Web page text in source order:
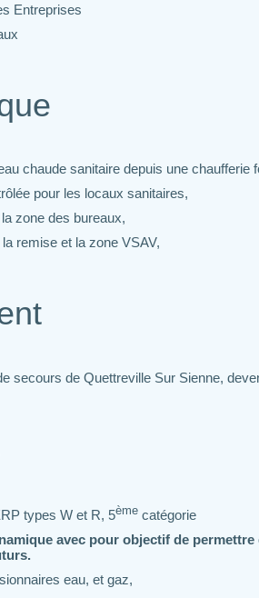
Entreprises
chaude sanitaire depuis une chaufferie
pour les locaux sanitaires,
zone des bureaux,
remise et la zone VSAV,
secours de Quettreville Sur Sienne,
types W et R, 5ème catégorie
avec pour objectif de
eau, et gaz,